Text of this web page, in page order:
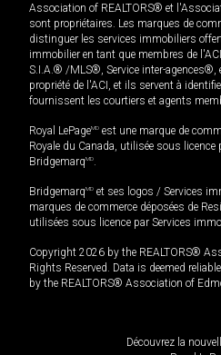
Association of REALTORS® et
sont propriétaires. Les marques de
distinguer les services immobiliers
immobilier en tant que membres de
S.I.A.® /MLS®, Service inter-
propriété de l'ACI, et ils servent à
fournissent les courtiers et agents
Royal LePageMD est une marque de
Royale du Canada, utilisée sous
BridgemarqMD.
BridgemarqMD et ses logos / Services
marques de commerce déposées de
utilisées sous licence par Services
Copyright 2026 by the REALTORS®
Rights Reserved. Data is deemed
by the REALTORS® Association of
Découvrez la